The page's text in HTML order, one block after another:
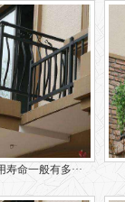
命一般有多···